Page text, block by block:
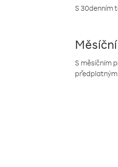
S 30denním
S měsíčním
předplatným